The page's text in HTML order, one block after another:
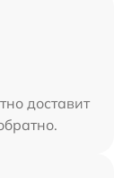
доставит